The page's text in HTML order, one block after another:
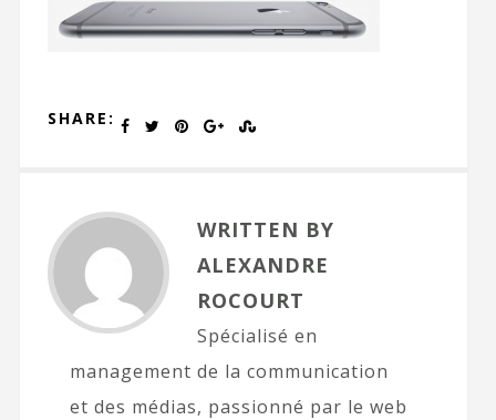
SHARE:
WRITTEN BY
ALEXANDRE
ROCOURT
Spécialisé en
management de la communication
et des médias, passionné par le web